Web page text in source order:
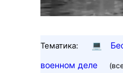
Тематика: 💻
военном деле